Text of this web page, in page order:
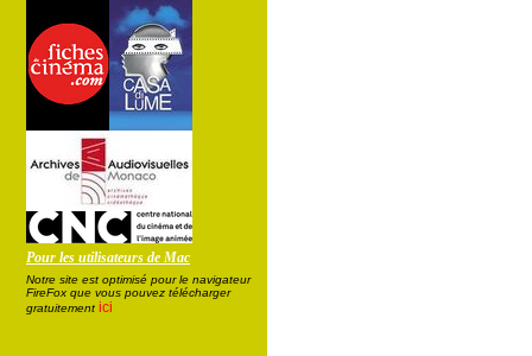
Pour les utilisateurs de Mac
Notre site est optimisé pour le navigateur
FireFox que vous pouvez télécharger
gratuitement ici